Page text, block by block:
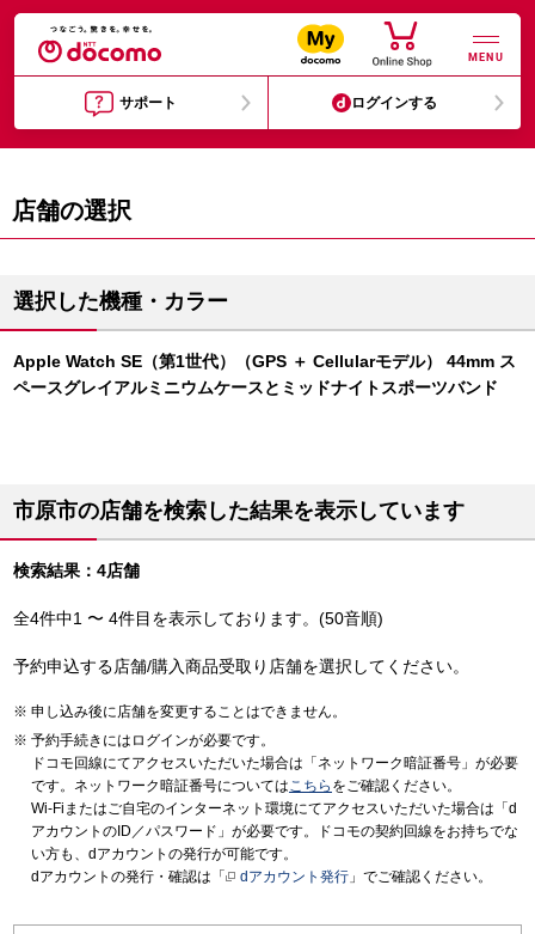
MENU
サポート ログインする
店舗の選択
選択した機種・カラー
Apple Watch SE（第1世代）（GPS ＋ Cellularモデル） 44mm ス
ペースグレイアルミニウムケースとミッドナイトスポーツバンド
市原市の店舗を検索した結果を表示しています
検索結果：4店舗
全4件中1 〜 4件目を表示しております。(50音順)
予約申込する店舗/購入商品受取り店舗を選択してください。
申し込み後に店舗を変更することはできません。
予約手続きにはログインが必要です。
ドコモ回線にてアクセスいただいた場合は「ネットワーク暗証番号」が必要
です。ネットワーク暗証番号についてはこちら をご確認ください。
Wi-Fiまたはご自宅のインターネット環境にてアクセスいただいた場合は「d
アカウントのID／パスワード」が必要です。ドコモの契約回線をお持ちでな
い方も、dアカウントの発行が可能です。
dアカウントの発行・確認は「
dアカウント発行 」でご確認ください。